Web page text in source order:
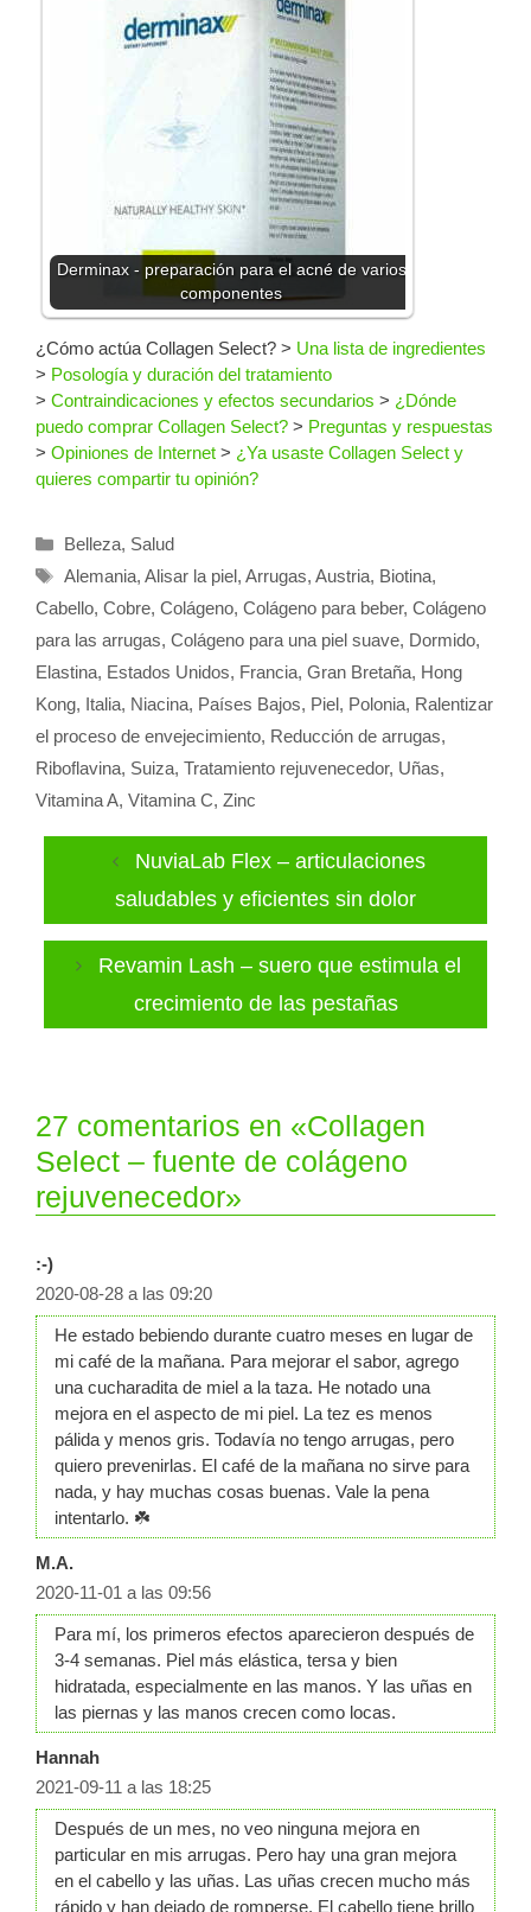
Derminax - preparación para el acné de varios
componentes
¿Cómo actúa Collagen Select? > Una lista de ingredientes
> Posología y duración del tratamiento
> Contraindicaciones y efectos secundarios > ¿Dónde
puedo comprar Collagen Select? > Preguntas y respuestas
> Opiniones de Internet > ¿Ya usaste Collagen Select y
quieres compartir tu opinión?
Categorías
Belleza, Salud
Etiquetas
Alemania, Alisar la piel, Arrugas, Austria, Biotina,
Cabello, Cobre, Colágeno, Colágeno para beber, Colágeno
para las arrugas, Colágeno para una piel suave, Dormido,
Elastina, Estados Unidos, Francia, Gran Bretaña, Hong
Kong, Italia, Niacina, Países Bajos, Piel, Polonia, Ralentizar
el proceso de envejecimiento, Reducción de arrugas,
Riboflavina, Suiza, Tratamiento rejuvenecedor, Uñas,
Vitamina A, Vitamina C, Zinc
NuviaLab Flex – articulaciones
saludables y eficientes sin dolor
Revamin Lash – suero que estimula el
crecimiento de las pestañas
27 comentarios en «Collagen
Select – fuente de colágeno
rejuvenecedor»
:-)
2020-08-28 a las 09:20
He estado bebiendo durante cuatro meses en lugar de
mi café de la mañana. Para mejorar el sabor, agrego
una cucharadita de miel a la taza. He notado una
mejora en el aspecto de mi piel. La tez es menos
pálida y menos gris. Todavía no tengo arrugas, pero
quiero prevenirlas. El café de la mañana no sirve para
nada, y hay muchas cosas buenas. Vale la pena
intentarlo. ☘️
M.A.
2020-11-01 a las 09:56
Para mí, los primeros efectos aparecieron después de
3-4 semanas. Piel más elástica, tersa y bien
hidratada, especialmente en las manos. Y las uñas en
las piernas y las manos crecen como locas.
Hannah
2021-09-11 a las 18:25
Después de un mes, no veo ninguna mejora en
particular en mis arrugas. Pero hay una gran mejora
en el cabello y las uñas. Las uñas crecen mucho más
rápido y han dejado de romperse. El cabello tiene brillo